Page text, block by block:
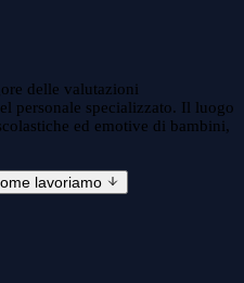
delle valutazioni
personale specializzato. Il luogo
ed emotive di bambini,
lavoriamo